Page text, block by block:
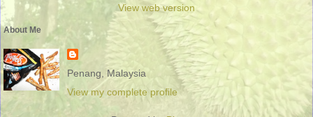
View web version
About Me
Penang, Malaysia
View my complete profile